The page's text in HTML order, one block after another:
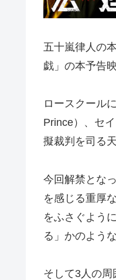
五⼗嵐律⼈の
戯」の本予告
ロースクール
Prince）、セ
擬裁判を司る
今回解禁とな
を感じる重厚
をふさぐよう
る」かのよう
そして3人の